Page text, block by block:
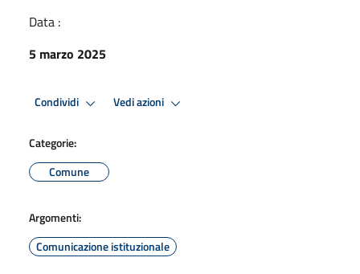
Data :
5 marzo 2025
Condividi Vedi azioni
Categorie:
Comune
Argomenti:
Comunicazione istituzionale